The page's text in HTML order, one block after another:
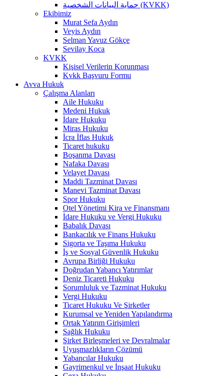
حماية البيانات الشخصية (KVKK)
Ekibimiz
Murat Sefa Aydın
Veyis Aydın
Selman Yavuz Gökçe
Sevilay Koca
KVKK
Kişisel Verilerin Korunması
Kvkk Başvuru Formu
Avva Hukuk
Çalışma Alanları
Aile Hukuku
Medeni Hukuk
İdare Hukuku
Miras Hukuku
İcra İflas Hukuk
Ticaret hukuku
Boşanma Davası
Nafaka Davası
Velayet Davası
Maddi Tazminat Davası
Manevi Tazminat Davası
Spor Hukuku
Otel Yönetimi Kira ve Finansmanı
İdare Hukuku ve Vergi Hukuku
Babalık Davası
Bankacılık ve Finans Hukuku
Sigorta ve Taşıma Hukuku
İş ve Sosyal Güvenlik Hukuku
Avrupa Birliği Hukuku
Doğrudan Yabancı Yatırımlar
Deniz Ticareti Hukuku
Sorumluluk ve Tazminat Hukuku
Vergi Hukuku
Ticaret Hukuku Ve Şirketler
Kurumsal ve Yeniden Yapılandırma
Ortak Yatırım Girişimleri
Sağlık Hukuku
Şirket Birleşmeleri ve Devralmalar
Uyuşmazlıkların Çözümü
Yabancılar Hukuku
Gayrimenkul ve İnşaat Hukuku